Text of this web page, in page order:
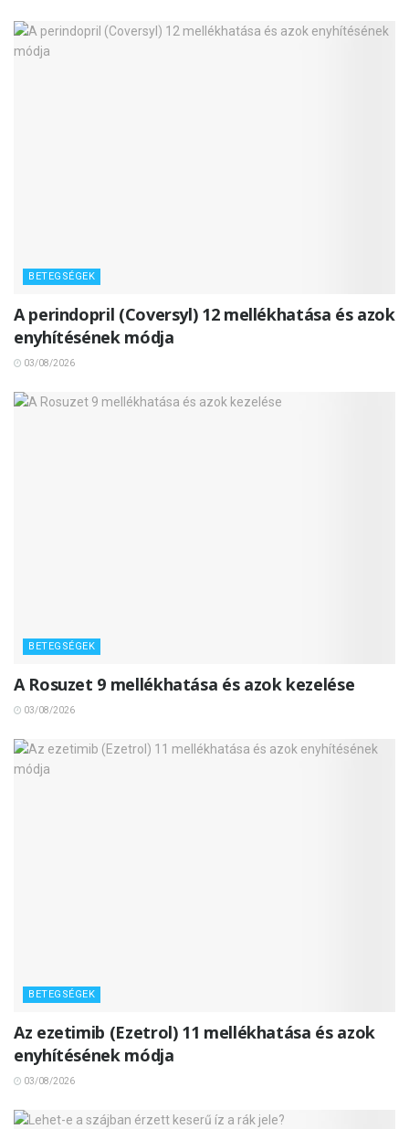
BETEGSÉGEK
A perindopril (Coversyl) 12 mellékhatása és azok
enyhítésének módja
03/08/2026
BETEGSÉGEK
A Rosuzet 9 mellékhatása és azok kezelése
03/08/2026
BETEGSÉGEK
Az ezetimib (Ezetrol) 11 mellékhatása és azok
enyhítésének módja
03/08/2026